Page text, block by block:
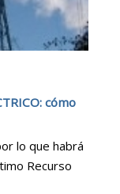
cómo
lo que habrá
Recurso